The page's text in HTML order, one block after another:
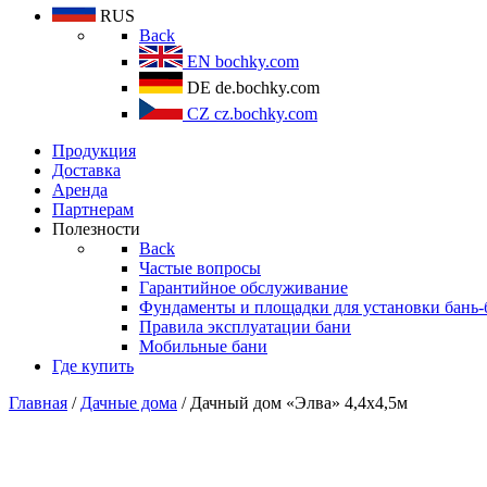
RUS
Back
EN bochky.com
DE de.bochky.com
CZ cz.bochky.com
Продукция
Доставка
Аренда
Партнерам
Полезности
Back
Частые вопросы
Гарантийное обслуживание
Фундаменты и площадки для установки бань-
Правила эксплуатации бани
Мобильные бани
Где купить
Главная / Дачные дома / Дачный дом «Элва» 4,4х4,5м